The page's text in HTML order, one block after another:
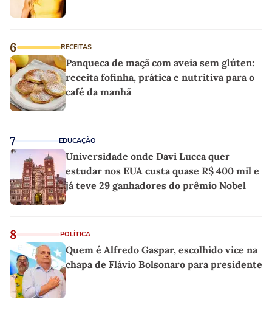
6 RECEITAS
Panqueca de maçã com aveia sem glúten:
receita fofinha, prática e nutritiva para o
café da manhã
7 EDUCAÇÃO
Universidade onde Davi Lucca quer
estudar nos EUA custa quase R$ 400 mil e
já teve 29 ganhadores do prêmio Nobel
8 POLÍTICA
Quem é Alfredo Gaspar, escolhido vice na
chapa de Flávio Bolsonaro para presidente